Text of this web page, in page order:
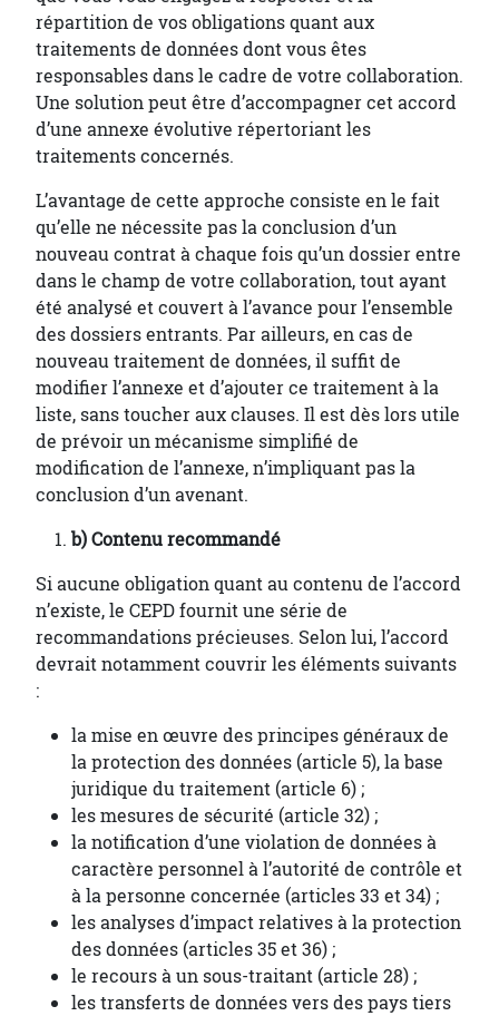
répartition de vos obligations quant aux
traitements de données dont vous êtes
responsables dans le cadre de votre collaboration.
Une solution peut être d’accompagner cet accord
d’une annexe évolutive répertoriant les
traitements concernés.
L’avantage de cette approche consiste en le fait
qu’elle ne nécessite pas la conclusion d’un
nouveau contrat à chaque fois qu’un dossier entre
dans le champ de votre collaboration, tout ayant
été analysé et couvert à l’avance pour l’ensemble
des dossiers entrants. Par ailleurs, en cas de
nouveau traitement de données, il suffit de
modifier l’annexe et d’ajouter ce traitement à la
liste, sans toucher aux clauses. Il est dès lors utile
de prévoir un mécanisme simplifié de
modification de l’annexe, n’impliquant pas la
conclusion d’un avenant.
b) Contenu recommandé
Si aucune obligation quant au contenu de l’accord
n’existe, le CEPD fournit une série de
recommandations précieuses. Selon lui, l’accord
devrait notamment couvrir les éléments suivants
:
la mise en œuvre des principes généraux de
la protection des données (article 5), la base
juridique du traitement (article 6) ;
les mesures de sécurité (article 32) ;
la notification d’une violation de données à
caractère personnel à l’autorité de contrôle et
à la personne concernée (articles 33 et 34) ;
les analyses d’impact relatives à la protection
des données (articles 35 et 36) ;
le recours à un sous-traitant (article 28) ;
les transferts de données vers des pays tiers